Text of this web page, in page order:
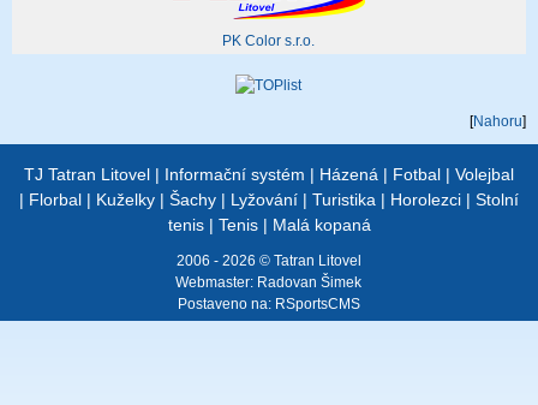
PK Color s.r.o.
[Nahoru]
TJ Tatran Litovel | Informační systém | Házená | Fotbal | Volejbal
| Florbal | Kuželky | Šachy | Lyžování | Turistika | Horolezci | Stolní
tenis| Tenis| Malá kopaná
2006 - 2026 © Tatran Litovel
Webmaster: Radovan Šimek
Postaveno na: RSportsCMS